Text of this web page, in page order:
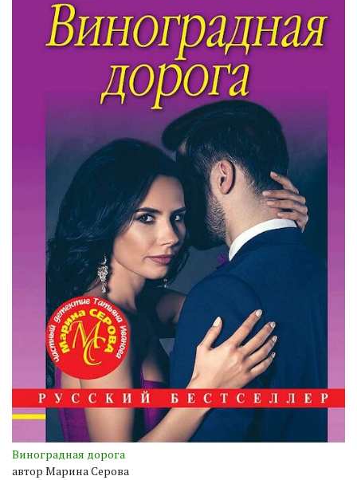
Виноградная дорога
автор Марина Серова